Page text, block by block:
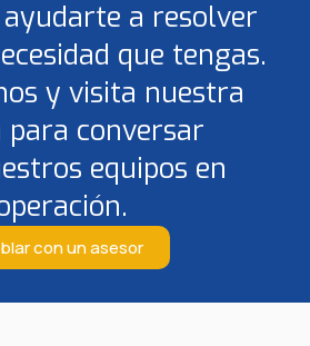
a resolver
que tengas.
y visita nuestra
para conversar
equipos en
con un asesor